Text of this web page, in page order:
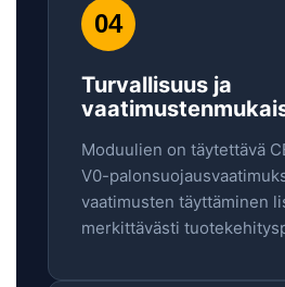
04
Turvallisuus ja
Moduulien on täytettävä
V0-
vaatimusten täyttäminen
merkittävästi